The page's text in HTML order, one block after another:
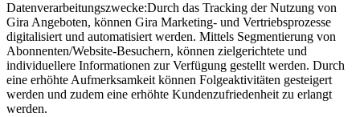
Datenverarbeitungszwecke:Durch das Tracking der Nutzung von
Gira Angeboten, können Gira Marketing- und Vertriebsprozesse
digitalisiert und automatisiert werden. Mittels Segmentierung von
Abonnenten/Website-Besuchern, können zielgerichtete und
individuellere Informationen zur Verfügung gestellt werden. Durch
eine erhöhte Aufmerksamkeit können Folgeaktivitäten gesteigert
werden und zudem eine erhöhte Kundenzufriedenheit zu erlangt
werden.